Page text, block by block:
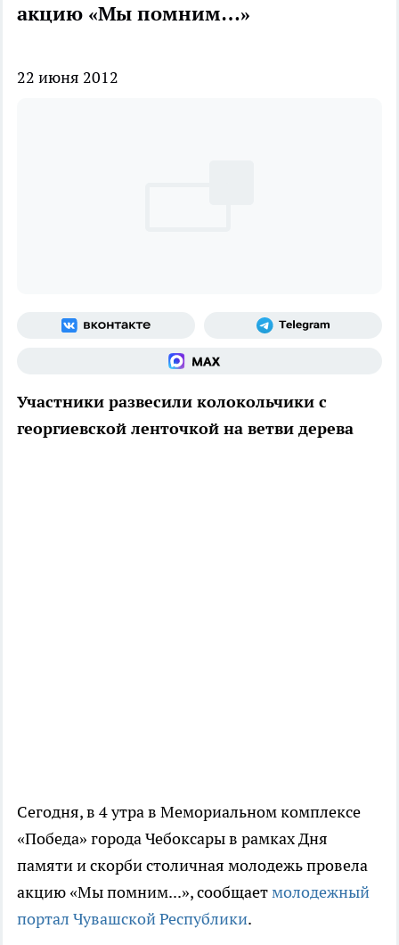
акцию «Мы помним…»
22 июня 2012
Участники развесили колокольчики с
георгиевской ленточкой на ветви дерева
Сегодня, в 4 утра в Мемориальном комплексе
«Победа» города Чебоксары в рамках Дня
памяти и скорби столичная молодежь провела
акцию «Мы помним...», сообщаетмолодежный
портал Чувашской Республики.